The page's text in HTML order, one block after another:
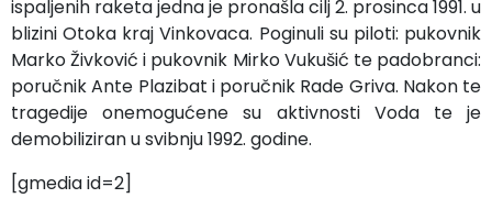
ispaljenih raketa jedna je pronašla cilj 2. prosinca 1991. u
blizini Otoka kraj Vinkovaca. Poginuli su piloti: pukovnik
Marko Živković i pukovnik Mirko Vukušić te padobranci:
poručnik Ante Plazibat i poručnik Rade Griva. Nakon te
tragedije onemogućene su aktivnosti Voda te je
demobiliziran u svibnju 1992. godine.
[gmedia id=2]